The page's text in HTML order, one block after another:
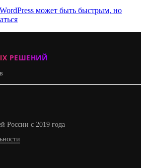
может быть быстрым, но
РЕШЕНИЙ
России с 2019 года